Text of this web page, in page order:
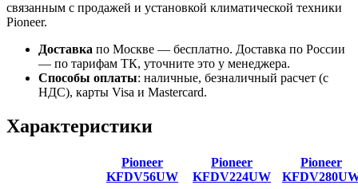
связанным с продажей и установкой климатической техники
Pioneer.
Доставка по Москве — бесплатно. Доставка по России
— по тарифам ТК, уточните это у менеджера.
Способы оплаты: наличные, безналичный расчет (с
НДС), карты Visa и Mastercard.
Характеристики
Pioneer
KFDV56UW
Pioneer
KFDV224UW
Pioneer